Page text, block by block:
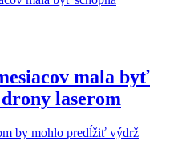
mala byť
laserom